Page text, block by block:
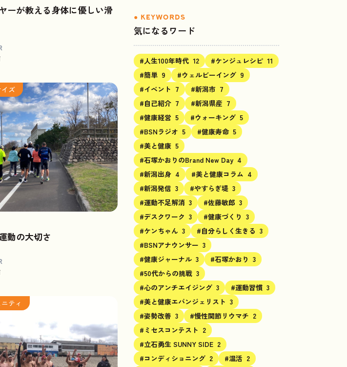
ーが教える身体に優しい滑
ズ
動の大切さ
ティ
気になるワード
#人生100年時代 12 #ケンジュレシピ 11
#簡単 9 #ウェルビーイング 9
#イベント 7 #新潟市 7
#自己紹介 7 #新潟県産 7
#健康経営 5 #ウォーキング 5
#BSNラジオ 5 #健康寿命 5
#美と健康 5
#石塚かおりのBrand New Day 4
#新潟出身 4 #美と健康コラム 4
#新潟発信 3 #やすらぎ堤 3
#運動不足解消 3 #佐藤敏郎 3
#デスクワーク 3 #健康づくり 3
#ケンちゃん 3 #自分らしく生きる 3
#BSNアナウンサー 3
#健康ジャーナル 3 #石塚かおり 3
#50代からの挑戦 3
#心のアンチエイジング 3 #運動習慣 3
#美と健康エバンジェリスト 3
#姿勢改善 3 #慢性関節リウマチ 2
#ミセスコンテスト 2
#立石勇生 SUNNY SIDE 2
#コンディショニング 2 #温活 2